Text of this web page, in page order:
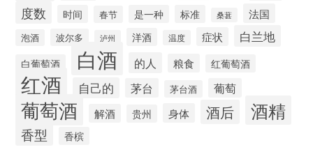
度数 时间 春节 是一种 标准 桑葚 法国
泡酒 波尔多 泸州 洋酒 温度 症状 白兰地
白葡萄酒 白酒 的人 粮食 红葡萄酒
红酒 自己的 茅台 茅台酒 葡萄
葡萄酒 解酒 贵州 身体 酒后 酒精
香型 香槟